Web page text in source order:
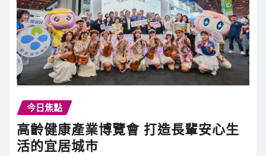
今日焦點
高齡健康產業博覽會 打造長輩安心生
活的宜居城市